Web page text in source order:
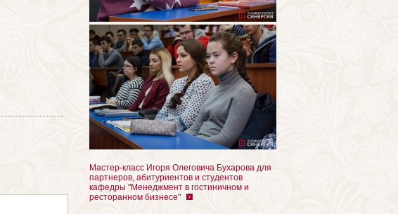
Мастер-класс Игоря Олеговича Бухарова для
партнеров, абитуриентов и студентов
кафедры "Менеджмент в гостиничном и
ресторанном бизнесе"